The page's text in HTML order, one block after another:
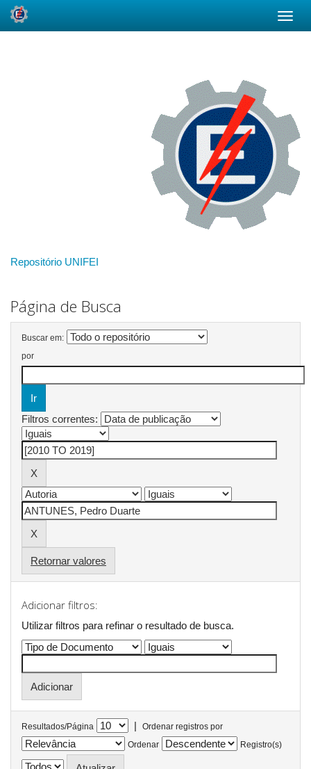
Repositório UNIFEI
Página de Busca
Buscar em:
por
Filtros correntes:
Retornar valores
Adicionar filtros:
Utilizar filtros para refinar o resultado de busca.
Resultados/Página |
Ordenar registros por
Ordenar
Registro(s)